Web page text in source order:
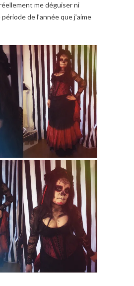
me déguiser ni
de l’année que j’aime